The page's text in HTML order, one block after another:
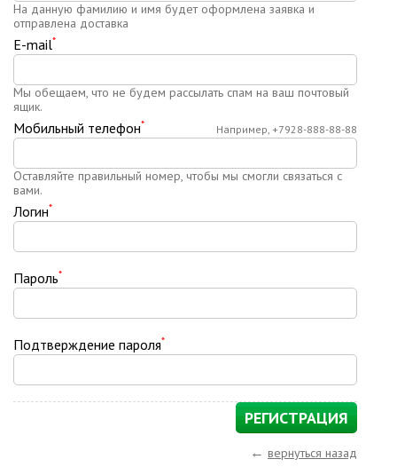
На данную фамилию и имя будет оформлена заявка и
отправлена доставка
E-mail*
Мы обещаем, что не будем рассылать спам на ваш почтовый
ящик.
Мобильный телефон*
Оставляйте правильный номер, чтобы мы смогли связаться с
вами.
Например, +7928-888-88-88
Логин*
Пароль*
Подтверждение пароля*
← вернуться назад